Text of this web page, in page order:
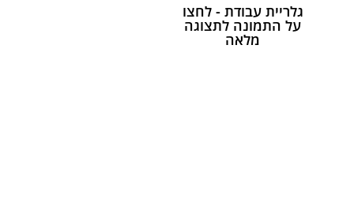
גלריית עבודת - לחצו
על התמונה לתצוגה
מלאה